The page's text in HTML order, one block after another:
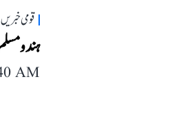
قومی خبریں
ہندو
AM